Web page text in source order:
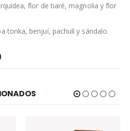
flor de tiaré, magnolia y flor
tonka, benjuí, pachulí y sándalo.